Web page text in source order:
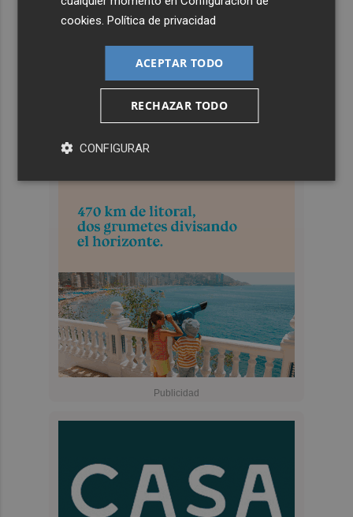
cookies.Política de privacidad
ACEPTAR TODO
RECHAZAR TODO
CONFIGURAR